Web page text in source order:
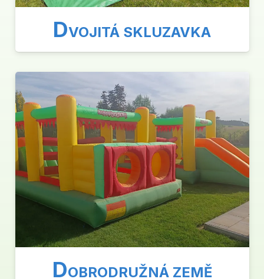
DVOJITÁ SKLUZAVKA
DOBRODRUŽNÁ ZEMĚ